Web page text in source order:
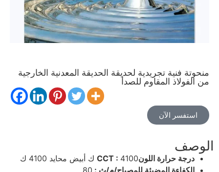
منحوتة فنية تجريدية لحديقة الحديقة المعدنية الخارجية
من الفولاذ المقاوم للصدأ
استفسر الآن
الوصف
درجة حرارة اللونCCT :4100 ك أبيض محايد 4100 ك
الكفاءة المضيئة للمصباح/م/ث : 80